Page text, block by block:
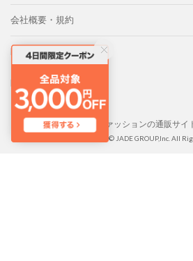
会社概要・規約
LOCONDO PC版
LOCONDO アプリ
靴とファッションの通販サイ
Copyright © JADE GROUP,Inc. All